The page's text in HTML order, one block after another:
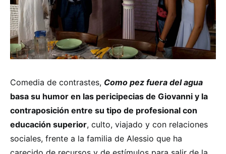
Comedia de contrastes, Como pez fuera del agua
basa su humor en las pericipecias de Giovanni y la
contraposición entre su tipo de profesional con
educación superior, culto, viajado y con relaciones
sociales, frente a la familia de Alessio que ha